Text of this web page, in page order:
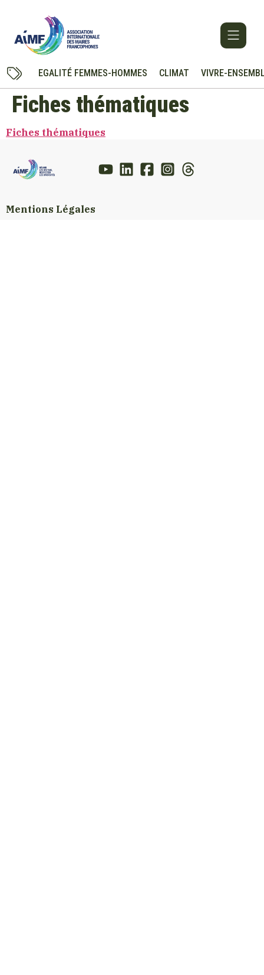
EGALITÉ FEMMES-HOMMES CLIMAT VIVRE-
Fiches thématiques
Fiches thématiques
Mentions Légales